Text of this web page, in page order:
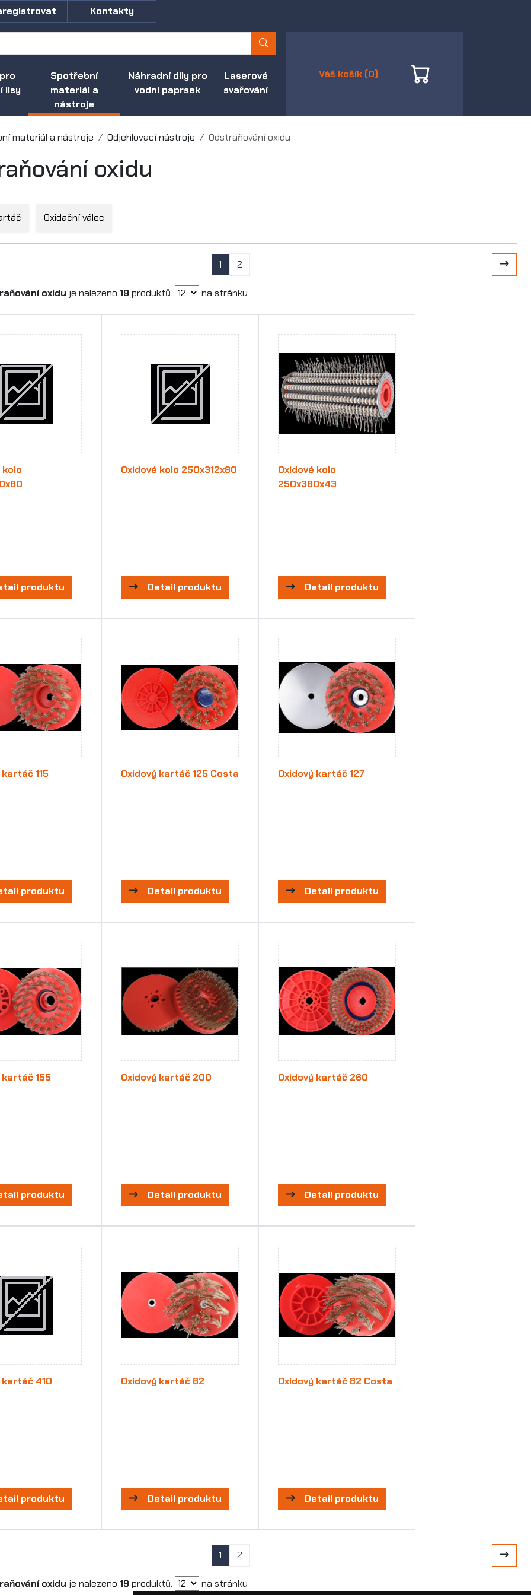
lisy
Spotřební
materiál a
nástroje
Náhradní díly pro
vodní paprsek
Laserové
svařování
Kontakty
Váš košík (0)
materiál a nástroje Odjehlovací nástroje Odstraňování oxidu
oxidu
Oxidační válec
1 2
oxidu je nalezeno 19produktů. na stránku
kolo
produktu
Oxidové kolo 250x312x80
Detail produktu
Oxidové kolo
250x380x43
Detail produktu
115
produktu
Oxidový kartáč 125 Costa
Detail produktu
Oxidový kartáč 127
Detail produktu
kartáč 155
produktu
Oxidový kartáč 200
Detail produktu
Oxidový kartáč 260
Detail produktu
kartáč 410
produktu
Oxidový kartáč 82
Detail produktu
Oxidový kartáč 82 Costa
Detail produktu
1 2
oxidu je nalezeno 19produktů. na stránku